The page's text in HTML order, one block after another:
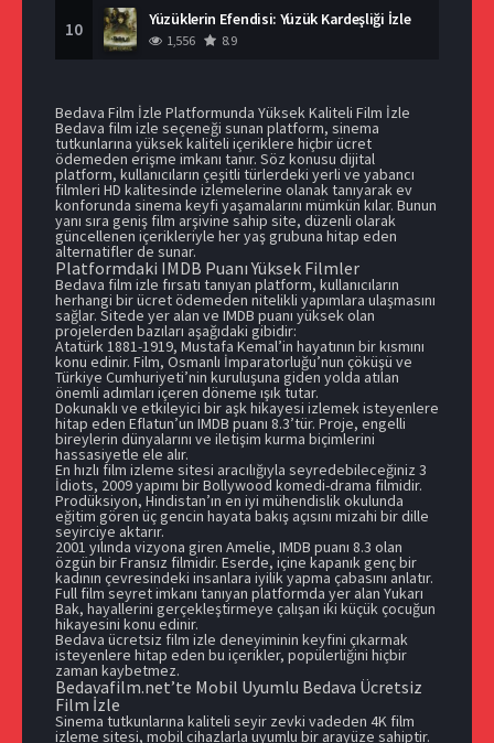
10 Yüzüklerin Efendisi: Yüzük Kardeşliği İzle
1,556 8.9
Bedava Film İzle Platformunda Yüksek Kaliteli Film İzle
Bedava film izle seçeneği sunan platform, sinema
tutkunlarına yüksek kaliteli içeriklere hiçbir ücret
ödemeden erişme imkanı tanır. Söz konusu dijital
platform, kullanıcıların çeşitli türlerdeki yerli ve yabancı
filmleri HD kalitesinde izlemelerine olanak tanıyarak ev
konforunda sinema keyfi yaşamalarını mümkün kılar. Bunun
yanı sıra geniş film arşivine sahip site, düzenli olarak
güncellenen içerikleriyle her yaş grubuna hitap eden
alternatifler de sunar.
Platformdaki IMDB Puanı Yüksek Filmler
Bedava film izle fırsatı tanıyan platform, kullanıcıların
herhangi bir ücret ödemeden nitelikli yapımlara ulaşmasını
sağlar. Sitede yer alan ve IMDB puanı yüksek olan
projelerden bazıları aşağıdaki gibidir:
Atatürk 1881-1919, Mustafa Kemal’in hayatının bir kısmını
konu edinir. Film, Osmanlı İmparatorluğu’nun çöküşü ve
Türkiye Cumhuriyeti’nin kuruluşuna giden yolda atılan
önemli adımları içeren döneme ışık tutar.
Dokunaklı ve etkileyici bir aşk hikayesi izlemek isteyenlere
hitap eden Eflatun’un IMDB puanı 8.3’tür. Proje, engelli
bireylerin dünyalarını ve iletişim kurma biçimlerini
hassasiyetle ele alır.
En hızlı film izleme sitesi aracılığıyla seyredebileceğiniz 3
İdiots, 2009 yapımı bir Bollywood komedi-drama filmidir.
Prodüksiyon, Hindistan’ın en iyi mühendislik okulunda
eğitim gören üç gencin hayata bakış açısını mizahi bir dille
seyirciye aktarır.
2001 yılında vizyona giren Amelie, IMDB puanı 8.3 olan
özgün bir Fransız filmidir. Eserde, içine kapanık genç bir
kadının çevresindeki insanlara iyilik yapma çabasını anlatır.
Full film seyret imkanı tanıyan platformda yer alan Yukarı
Bak, hayallerini gerçekleştirmeye çalışan iki küçük çocuğun
hikayesini konu edinir.
Bedava ücretsiz film izle deneyiminin keyfini çıkarmak
isteyenlere hitap eden bu içerikler, popülerliğini hiçbir
zaman kaybetmez.
Bedavafilm.net’te Mobil Uyumlu Bedava Ücretsiz
Film İzle
Sinema tutkunlarına kaliteli seyir zevki vadeden 4K film
izleme sitesi, mobil cihazlarla uyumlu bir arayüze sahiptir.